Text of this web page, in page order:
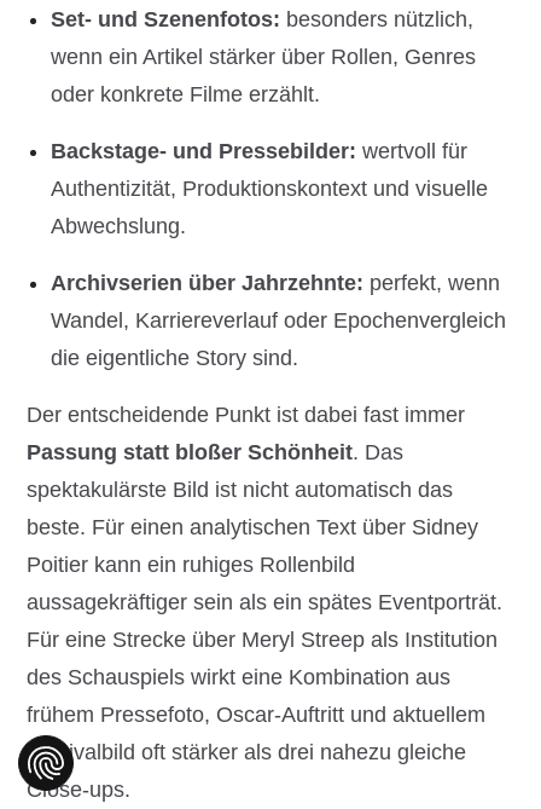
Set- und Szenenfotos: besonders nützlich,
wenn ein Artikel stärker über Rollen, Genres
oder konkrete Filme erzählt.
Backstage- und Pressebilder: wertvoll für
Authentizität, Produktionskontext und visuelle
Abwechslung.
Archivserien über Jahrzehnte: perfekt, wenn
Wandel, Karriereverlauf oder Epochenvergleich
die eigentliche Story sind.
Der entscheidende Punkt ist dabei fast immer
Passung statt bloßer Schönheit. Das
spektakulärste Bild ist nicht automatisch das
beste. Für einen analytischen Text über Sidney
Poitier kann ein ruhiges Rollenbild
aussagekräftiger sein als ein spätes Eventporträt.
Für eine Strecke über Meryl Streep als Institution
des Schauspiels wirkt eine Kombination aus
frühem Pressefoto, Oscar-Auftritt und aktuellem
Festivalbild oft stärker als drei nahezu gleiche
Close-ups.